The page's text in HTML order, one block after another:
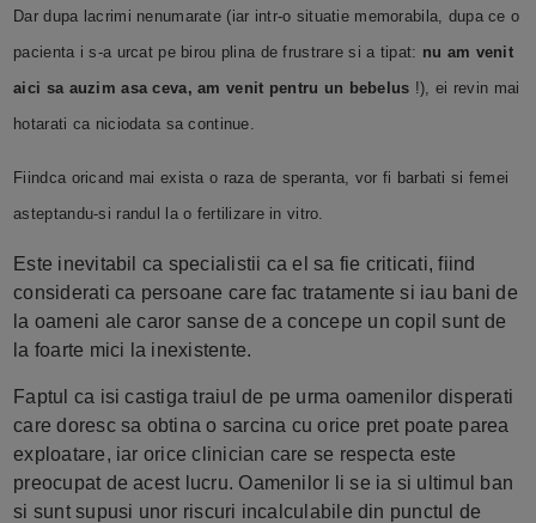
Dar dupa lacrimi nenumarate (iar intr-o situatie memorabila, dupa ce o
pacienta i s-a urcat pe birou plina de frustrare si a tipat: nu am venit
aici sa auzim asa ceva, am venit pentru un bebelus !), ei revin mai
hotarati ca niciodata sa continue.
Fiindca oricand mai exista o raza de speranta, vor fi barbati si femei
asteptandu-si randul la o fertilizare in vitro.
Este inevitabil ca specialistii ca el sa fie criticati, fiind
considerati ca persoane care fac tratamente si iau bani de
la oameni ale caror sanse de a concepe un copil sunt de
la foarte mici la inexistente.
Faptul ca isi castiga traiul de pe urma oamenilor disperati
care doresc sa obtina o sarcina cu orice pret poate parea
exploatare, iar orice clinician care se respecta este
preocupat de acest lucru. Oamenilor li se ia si ultimul ban
si sunt supusi unor riscuri incalculabile din punctul de